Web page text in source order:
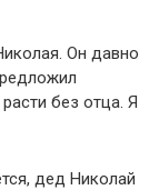
Он давно
без отца. Я
дед Николай